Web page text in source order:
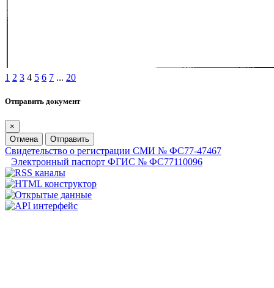
1 2 3 4 5 6 7 ... 20
Отправить документ
×
Отмена
Отправить
Свидетельство о регистрации СМИ № ФС77-47467
Электронный паспорт ФГИС № ФС77110096